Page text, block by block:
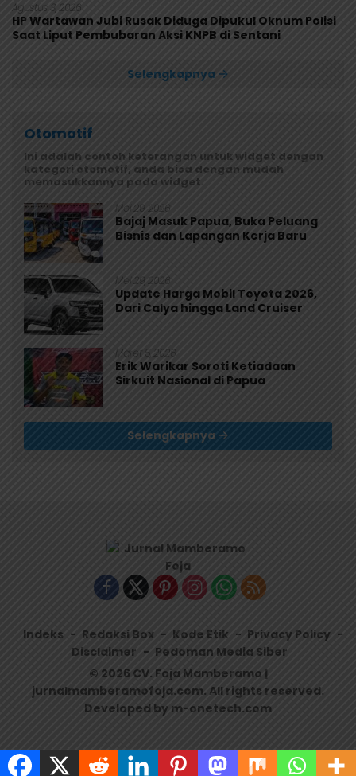
Agustus 3, 2026
HP Wartawan Jubi Rusak Diduga Dipukul Oknum Polisi
Saat Liput Pembubaran Aksi KNPB di Sentani
Selengkapnya
Otomotif
Ini adalah contoh keterangan untuk widget dengan
kategori otomotif, anda bisa dengan mudah
memasukkannya pada widget.
Mei 29, 2026
Bajaj Masuk Papua, Buka Peluang
Bisnis dan Lapangan Kerja Baru
Mei 29, 2026
Update Harga Mobil Toyota 2026,
Dari Calya hingga Land Cruiser
Maret 5, 2026
Erik Warikar Soroti Ketiadaan
Sirkuit Nasional di Papua
Selengkapnya
Indeks Redaksi Box Kode Etik
Privacy Policy
Disclaimer
Pedoman Media Siber
© 2026 CV. Foja Mamberamo |
jurnalmamberamofoja.com. All rights reserved.
Developed by m-onetech.com